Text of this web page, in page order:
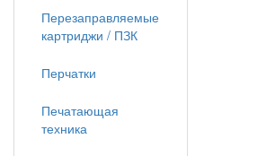
Перезаправляемые
картриджи / ПЗК
Перчатки
Печатающая
техника